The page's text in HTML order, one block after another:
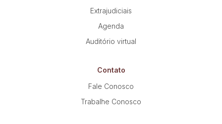
Extrajudiciais
Agenda
Auditório virtual
Contato
Fale Conosco
Trabalhe Conosco